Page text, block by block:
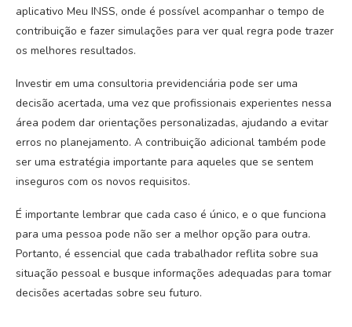
aplicativo Meu INSS, onde é possível acompanhar o tempo de
contribuição e fazer simulações para ver qual regra pode trazer
os melhores resultados.
Investir em uma consultoria previdenciária pode ser uma
decisão acertada, uma vez que profissionais experientes nessa
área podem dar orientações personalizadas, ajudando a evitar
erros no planejamento. A contribuição adicional também pode
ser uma estratégia importante para aqueles que se sentem
inseguros com os novos requisitos.
É importante lembrar que cada caso é único, e o que funciona
para uma pessoa pode não ser a melhor opção para outra.
Portanto, é essencial que cada trabalhador reflita sobre sua
situação pessoal e busque informações adequadas para tomar
decisões acertadas sobre seu futuro.